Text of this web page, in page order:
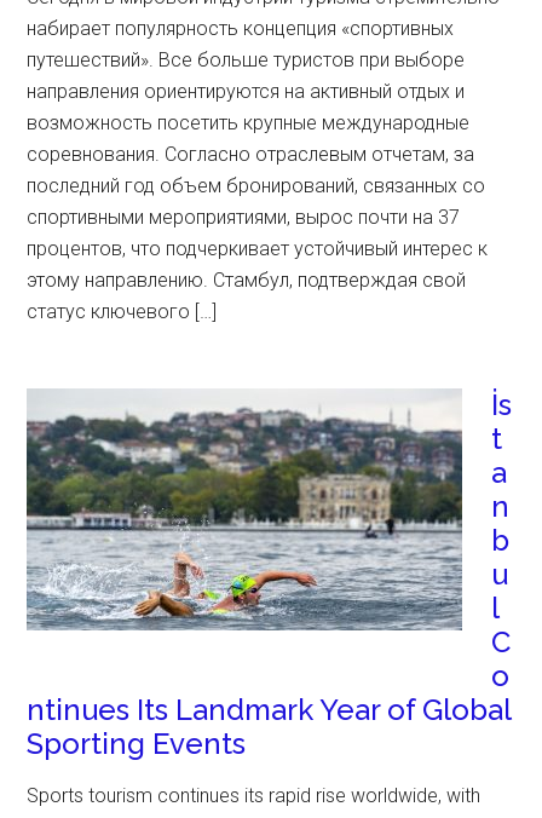
набирает популярность концепция «спортивных
путешествий». Все больше туристов при выборе
направления ориентируются на активный отдых и
возможность посетить крупные международные
соревнования. Согласно отраслевым отчетам, за
последний год объем бронирований, связанных со
спортивными мероприятиями, вырос почти на 37
процентов, что подчеркивает устойчивый интерес к
этому направлению. Стамбул, подтверждая свой
статус ключевого […]
İs
t
a
n
b
u
l
C
o
ntinues Its Landmark Year of Global
Sporting Events
Sports tourism continues its rapid rise worldwide, with